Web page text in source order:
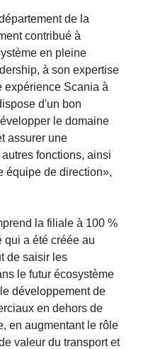
de la
contribué à
en pleine
à son expertise
expérience Scania à
d'un bon
le domaine
assurer une
fonctions, ainsi
équipe de direction»,
la filiale à 100 %
qui a été créée au
de saisir les
le futur écosystème
développement de
en dehors de
en augmentant le rôle
valeur du transport et